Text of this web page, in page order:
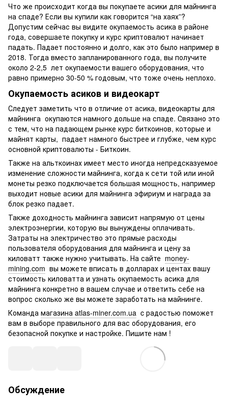
Что же происходит когда вы покупаете асики для майнинга
на спаде? Если вы купили как говорится “на хаях”?
Допустим сейчас вы видите окупаемость асика в районе
года, совершаете покупку и курс криптовалют начинает
падать. Падает постоянно и долго, как это было например в
2018. Тогда вместо запланированного года, вы получите
около 2-2,5 лет окупаемости вашего оборудования, что
равно примерно 30-50 % годовым, что тоже очень неплохо.
Окупаемость асиков и видеокарт
Следует заметить что в отличие от асика, видеокарты для
майнинга окупаются намного дольше на спаде. Связано это
с тем, что на падающем рынке курс биткоинов, которые и
майнят карты, падает намного быстрее и глубже, чем курс
основной криптовалюты - Биткоин.
Также на альткоинах имеет место иногда непредсказуемое
изменение сложности майнинга, когда к сети той или иной
монеты резко подключается большая мощность, например
выходит новые асики для майнинга эфириум и награда за
блок резко падает.
Также доходность майнинга зависит напрямую от цены
электроэнергии, которую вы вынуждены оплачивать.
Затраты на электричество это прямые расходы
пользователя оборудования для майнинга и цену за
киловатт также нужно учитывать. На сайте money-
mining.com вы можете вписать в долларах и центах вашу
стоимость киловатта и узнать окупаемость асика для
майнинга конкретно в вашем случае и ответить себе на
вопрос сколько же вы можете заработать на майнинге.
Команда магазина atlas-miner.com.ua c радостью поможет
вам в выборе правильного для вас оборудования, его
безопасной покупке и настройке. Пишите нам !
Обсуждение